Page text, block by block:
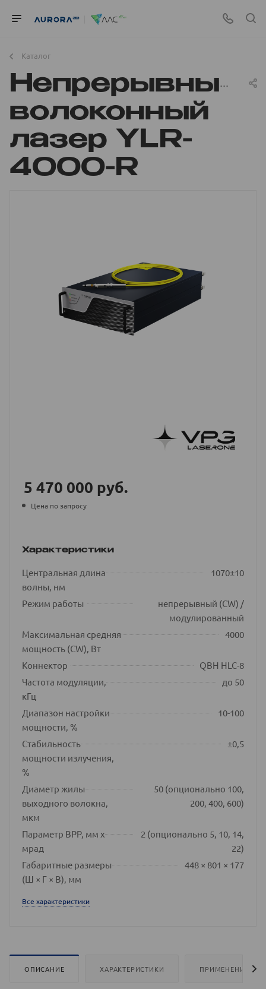
Каталог
Непрерывный
волоконный
лазер YLR-
4000-R
5 470 000 руб.
Цена по запросу
Характеристики
Центральная длина
волны, нм
1070±10
Режим работы
непрерывный (CW) /
модулированный
Максимальная средняя
мощность (CW), Вт
4000
Коннектор
QBH HLC-8
Частота модуляции,
кГц
до 50
Диапазон настройки
мощности, %
10-100
Стабильность
мощности излучения,
%
±0,5
Диаметр жилы
выходного волокна,
мкм
50 (опционально 100,
200, 400, 600)
Параметр BPP, мм x
мрад
2 (опционально 5, 10, 14,
22)
Габаритные размеры
(Ш × Г × В), мм
448 × 801 × 177
Все характеристики
ОПИСАНИЕ ХАРАКТЕРИСТИКИ ПРИМЕНЕНИЕ